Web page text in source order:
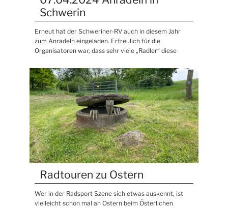
Schwerin
Erneut hat der Schweriner-RV auch in diesem Jahr
zum Anradeln eingeladen. Erfreulich für die
Organisatoren war, dass sehr viele „Radler“ diese
Radtouren zu Ostern
Wer in der Radsport Szene sich etwas auskennt, ist
vielleicht schon mal an Ostern beim Österlichen